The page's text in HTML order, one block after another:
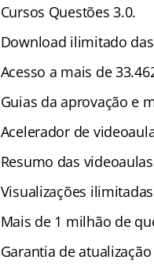
Cursos Questões 3.0.
Download ilimitado
Acesso a mais de
Guias da aprovação e
Acelerador de
Resumo das
Visualizações
Mais de 1 milhão de
Garantia de